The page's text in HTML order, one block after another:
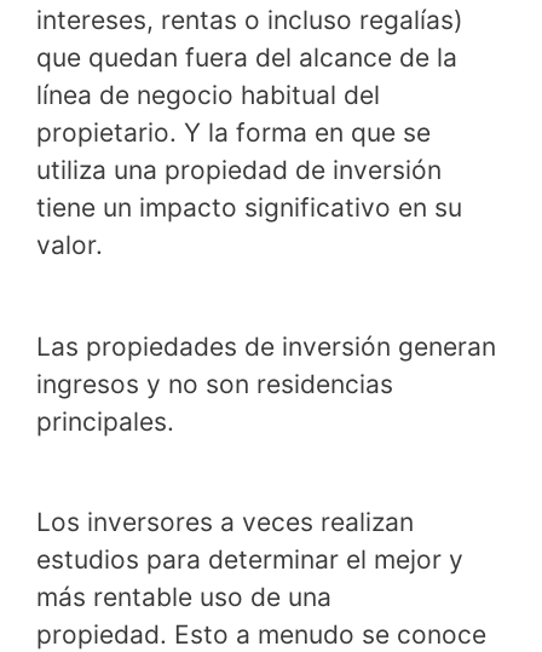
intereses, rentas o incluso regalías)
que quedan fuera del alcance de la
línea de negocio habitual del
propietario. Y la forma en que se
utiliza una propiedad de inversión
tiene un impacto significativo en su
valor.
Las propiedades de inversión generan
ingresos y no son residencias
principales.
Los inversores a veces realizan
estudios para determinar el mejor y
más rentable uso de una
propiedad. Esto a menudo se conoce